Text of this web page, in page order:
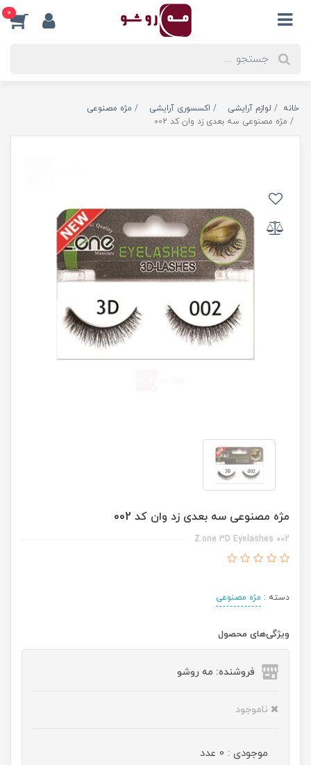
0
خانه لوازم آرایشی اکسسوری آرایشی
مژه مصنوعی
مژه مصنوعی سه بعدی زد وان کد 002
مژه مصنوعی سه بعدی زد وان کد 002
Z.one 3D Eyelashes 002
دسته : مژه مصنوعی
ویژگی‌های محصول
فروشنده: مه رو‌شو
ناموجود
موجودی : 0 عدد